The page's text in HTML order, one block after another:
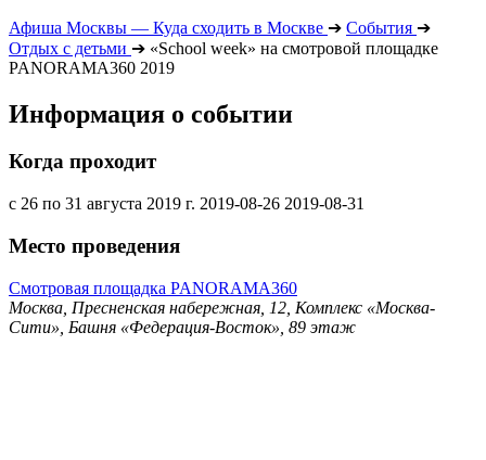
Афиша Москвы — Куда сходить в Москве ➔ События ➔
Отдых с детьми ➔ «School week» на смотровой площадке
PANORAMA360 2019
Информация о событии
Когда проходит
с 26 по 31 августа 2019 г. 2019-08-26 2019-08-31
Место проведения
Смотровая площадка PANORAMA360
Москва, Пресненская набережная, 12, Комплекс «Москва-
Сити», Башня «Федерация-Восток», 89 этаж